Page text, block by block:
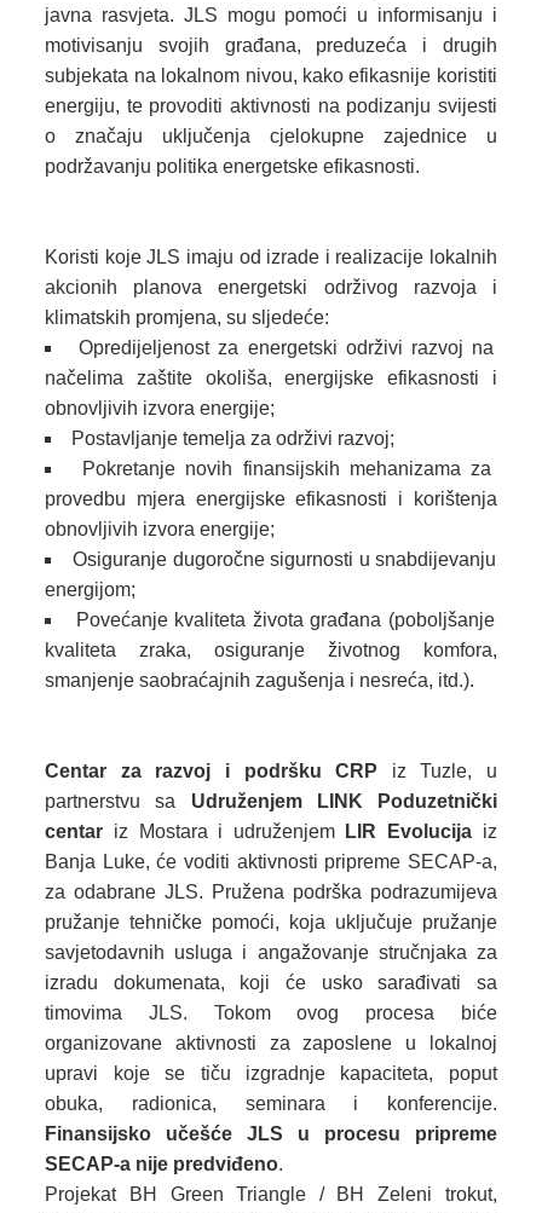
javna rasvjeta. JLS mogu pomoći u informisanju i
motivisanju svojih građana, preduzeća i drugih
subjekata na lokalnom nivou, kako efikasnije koristiti
energiju, te provoditi aktivnosti na podizanju svijesti
o značaju uključenja cjelokupne zajednice u
podržavanju politika energetske efikasnosti.
Koristi koje JLS imaju od izrade i realizacije lokalnih
akcionih planova energetski održivog razvoja i
klimatskih promjena, su sljedeće:
Opredijeljenost za energetski održivi razvoj na
načelima zaštite okoliša, energijske efikasnosti i
obnovljivih izvora energije;
Postavljanje temelja za održivi razvoj;
Pokretanje novih finansijskih mehanizama za
provedbu mjera energijske efikasnosti i korištenja
obnovljivih izvora energije;
Osiguranje dugoročne sigurnosti u snabdijevanju
energijom;
Povećanje kvaliteta života građana (poboljšanje
kvaliteta zraka, osiguranje životnog komfora,
smanjenje saobraćajnih zagušenja i nesreća, itd.).
Centar za razvoj i podršku CRP iz Tuzle, u
partnerstvu sa Udruženjem LINK Poduzetnički
centar iz Mostara i udruženjem LIR Evolucija iz
Banja Luke, će voditi aktivnosti pripreme SECAP-a,
za odabrane JLS. Pružena podrška podrazumijeva
pružanje tehničke pomoći, koja uključuje pružanje
savjetodavnih usluga i angažovanje stručnjaka za
izradu dokumenata, koji će usko sarađivati sa
timovima JLS. Tokom ovog procesa biće
organizovane aktivnosti za zaposlene u lokalnoj
upravi koje se tiču izgradnje kapaciteta, poput
obuka, radionica, seminara i konferencije.
Finansijsko učešće JLS u procesu pripreme
SECAP-a nije predviđeno.
Projekat BH Green Triangle / BH Zeleni trokut,